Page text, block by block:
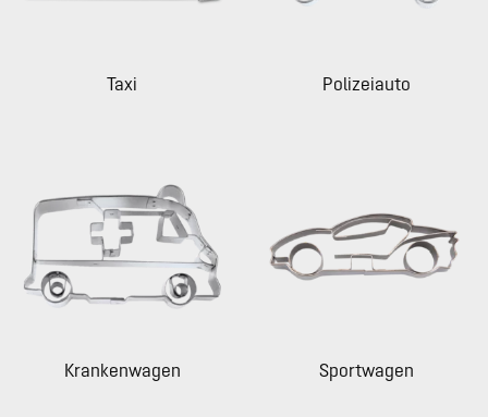
Taxi Polizeiauto
Krankenwagen Sportwagen